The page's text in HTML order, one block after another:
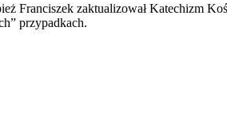
Franciszek zaktualizował Katechizm
przypadkach.